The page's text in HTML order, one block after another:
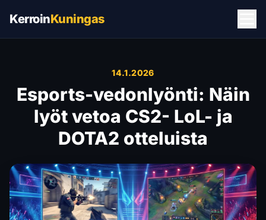
KerroinKuningas
14.1.2026
Esports-vedonlyönti: Näin
lyöt vetoa CS2- LoL- ja
DOTA2 otteluista